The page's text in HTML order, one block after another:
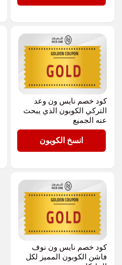
كود خصم نايس ون وعد
التركي الكوبون الذي يبحث
عنه الجميع
GOLDانسخ الكوبون
كود خصم نايس ون نوف
فاشن الكوبون المميز لكل